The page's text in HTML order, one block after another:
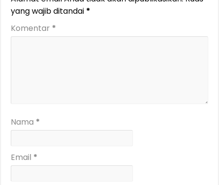
yang wajib ditandai *
Komentar *
Nama *
Email *